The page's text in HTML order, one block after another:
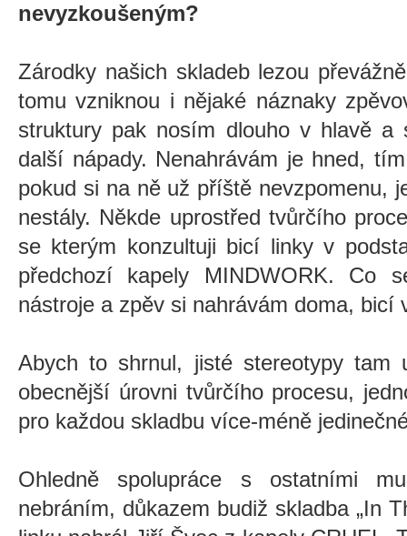
nevyzkoušeným?
Zárodky našich skladeb lezou
tomu vzniknou i nějaké náznaky
struktury pak nosím dlouho v hlavě a
další nápady. Nenahrávám je hned,
pokud si na ně už příště nevzpomenu,
nestály. Někde uprostřed tvůrčího
se kterým konzultuji bicí linky v
předchozí kapely MINDWORK. Co
nástroje a zpěv si nahrávám doma, bicí
Abych to shrnul, jisté stereotypy
obecnější úrovni tvůrčího procesu,
pro každou skladbu více-méně
Ohledně spolupráce s ostatními
nebráním, důkazem budiž skladba „In